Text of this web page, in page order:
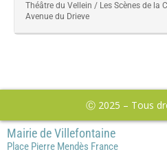
Théâtre du Vellein / Les Scènes de la
Avenue du Drieve
Ⓒ 2025 – Tous
Mairie de Villefontaine
Place Pierre Mendès France